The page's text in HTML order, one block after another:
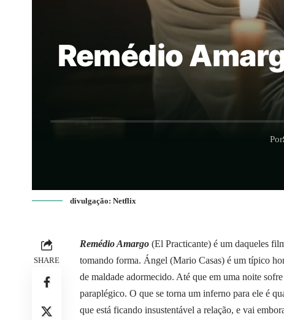
Remédio
Por
divulgação: Netflix
SHARE
Remédio Amargo (El Practicante) é um daqueles
tomando forma. Ángel (Mario Casas) é um típico
de maldade adormecido. Até que em uma noite
paraplégico. O que se torna um inferno para ele é
que está ficando insustentável a relação, e vai